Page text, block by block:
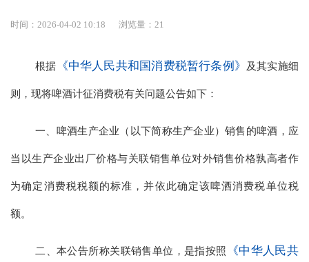
时间：2026-04-02 10:18 浏览量：21
根据 《中华人民共和国消费税暂行条例》 及其实施细
则，现将啤酒计征消费税有关问题公告如下：
一、啤酒生产企业（以下简称生产企业）销售的啤酒，应
当以生产企业出厂价格与关联销售单位对外销售价格孰高者作
为确定消费税税额的标准，并依此确定该啤酒消费税单位税
额。
二、本公告所称关联销售单位，是指按照 《中华人民共